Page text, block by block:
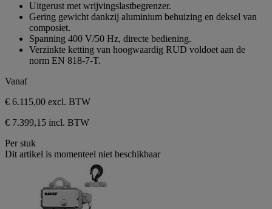
sterren.
Uitgerust met wrijvingslastbegrenzer.
Gering gewicht dankzij aluminium behuizing en deksel van
composiet.
Spanning 400 V/50 Hz, directe bediening.
Verzinkte ketting van hoogwaardig RUD voldoet aan de
norm EN 818-7-T.
Vanaf
€ 6.115,00 excl. BTW
€ 7.399,15 incl. BTW
Per stuk
Dit artikel is momenteel niet beschikbaar